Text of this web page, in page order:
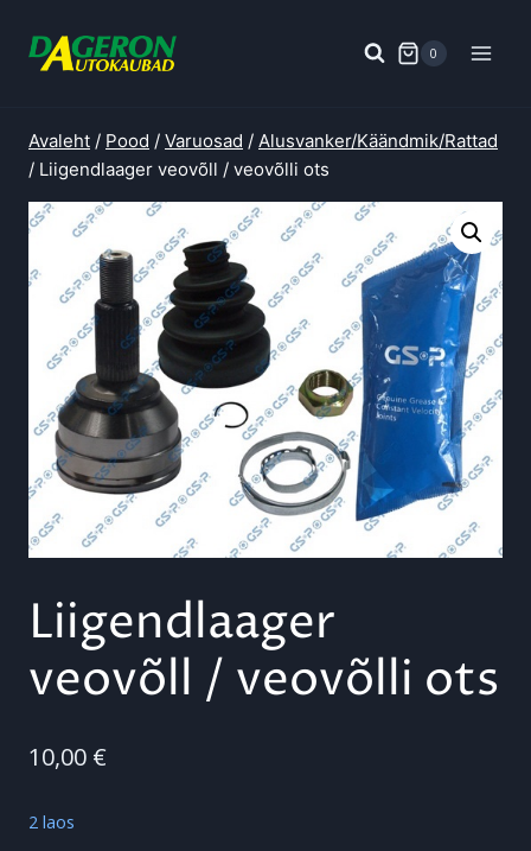
0
Avaleht / Pood / Varuosad / Alusvanker/Käändmik/Rattad
/ Liigendlaager veovõll / veovõlli ots
Liigendlaager
veovõll / veovõlli ots
10,00 €
2 laos